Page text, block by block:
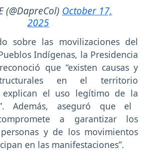
(@DapreCol) October 17,
2025
sobre las movilizaciones del
Indígenas, la Presidencia
que “existen causas y
en el territorio
explican el uso legítimo de la
Además, aseguró que el
a garantizar los
y de los movimientos
en las manifestaciones”.